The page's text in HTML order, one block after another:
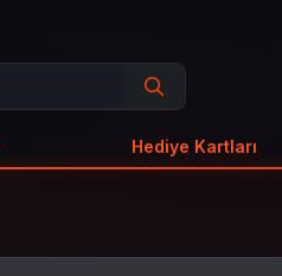
Hediye Kartları